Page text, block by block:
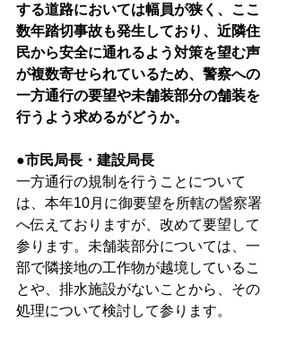
する道路においては幅員が狭く、ここ
数年踏切事故も発生しており、近隣住
民から安全に通れるよう対策を望む声
が複数寄せられているため、警察への
一方通行の要望や未舗装部分の舗装を
行うよう求めるがどうか。
●市民局長・建設局長
一方通行の規制を行うことについて
は、本年10月に御要望を所轄の髻察署
へ伝えておりますが、改めて要望して
参ります。未舗装部分については、一
部で隣接地の工作物が越境しているこ
とや、排水施設がないことから、その
処理について検討して参ります。